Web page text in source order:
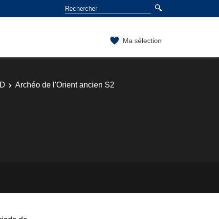
Ma sélection
Archéo de l'Orient ancien S2